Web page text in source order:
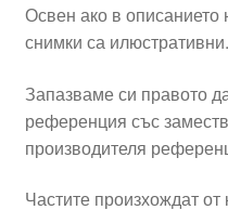
Освен ако в описанието
снимки са илюстративни.
Запазваме си правото
референция със
производителя
Частите произхождат